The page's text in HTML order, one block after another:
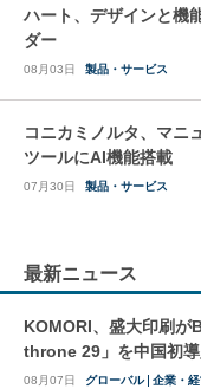
ハート、デザインと機
ダー
08月03日 製品・サービス
コニカミノルタ、マニ
ツールにAI機能搭載
07月30日 製品・サービス
最新ニュース
KOMORI、盛大印刷が
throne 29」を中国初
08月07日 グローバル 企業・